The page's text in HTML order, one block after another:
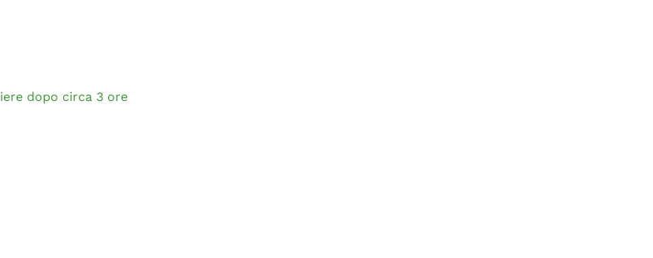
dopo circa 3 ore